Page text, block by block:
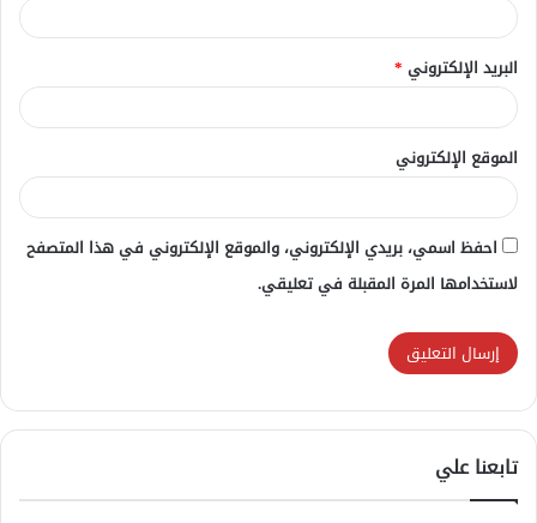
البريد الإلكتروني *
الموقع الإلكتروني
احفظ اسمي، بريدي الإلكتروني، والموقع الإلكتروني في هذا المتصفح
لاستخدامها المرة المقبلة في تعليقي.
تابعنا علي